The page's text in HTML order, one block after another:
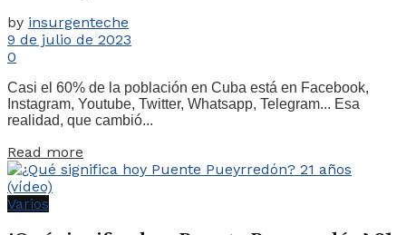
by insurgenteche
9 de julio de 2023
0
Casi el 60% de la población en Cuba está en Facebook,
Instagram, Youtube, Twitter, Whatsapp, Telegram... Esa
realidad, que cambió...
Read more
Varios